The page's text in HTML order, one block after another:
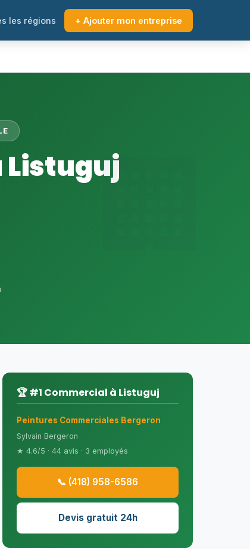
les régions + Ajouter mon entreprise
Listuguj
🏆 #1 Commercial à Listuguj
Peintures Commerciales Bergeron
Sylvain Bergeron
★ 4.6/5 · 44 avis · 3 employés
📞 (418) 958-6586
Devis gratuit 24h